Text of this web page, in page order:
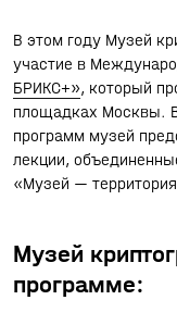
В этом году Музей
участие в
БРИКС+», который
площадках Москвы.
программ музей
лекции,
«Музей —
Музей
программе: